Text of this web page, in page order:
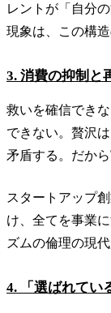
レントが「自分
現象は、この構
3. 消費の抑制と
救いを確信でき
できない。贅沢
矛盾する。だか
スタートアップ
け、全てを事業
ズムの倫理の現代
4. 「選ばれてい